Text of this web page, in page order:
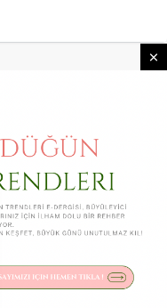
ŞARTLARI
İLETIŞIM
Saklıdır
ve Organizasyon A.Ş.